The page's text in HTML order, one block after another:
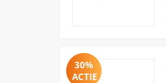
30%
ACTIE